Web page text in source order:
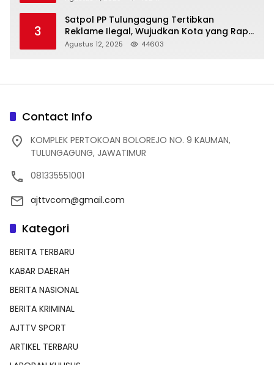
3
Satpol PP Tulungagung Tertibkan
Reklame Ilegal, Wujudkan Kota yang Rapi
dan Indah
Agustus 12, 2025 44603
Contact Info
KOMPLEK PERTOKOAN BOLOREJO NO. 9 KAUMAN,
TULUNGAGUNG, JAWATIMUR
081335551001
ajttvcom@gmail.com
Kategori
BERITA TERBARU
KABAR DAERAH
BERITA NASIONAL
BERITA KRIMINAL
AJTTV SPORT
ARTIKEL TERBARU